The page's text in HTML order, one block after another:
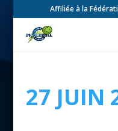
Affiliée à la
27 JUIN